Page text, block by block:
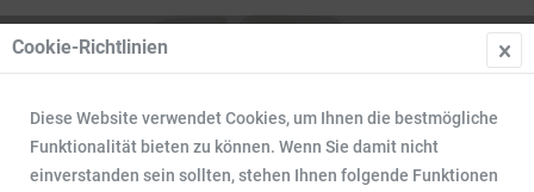
Cookie-Richtlinien
Diese Website verwendet Cookies, um Ihnen die bestmögliche
Funktionalität bieten zu können. Wenn Sie damit nicht
einverstanden sein sollten, stehen Ihnen folgende Funktionen